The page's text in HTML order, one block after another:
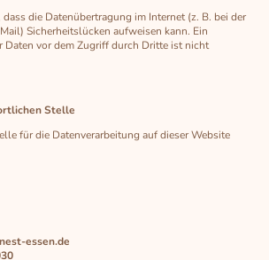
die Datenübertragung im Internet (z. B. bei der
Sicherheitslücken aufweisen kann. Ein
Daten vor dem Zugriff durch Dritte ist nicht
Stelle
für die Datenverarbeitung auf dieser Website
essen.de